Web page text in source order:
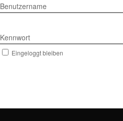
Benutzername
Kennwort
Eingeloggt bleiben